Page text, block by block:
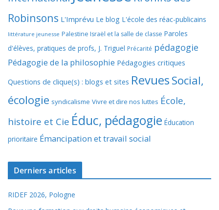
Robinsons L'Imprévu Le blog L'école des réac-publicains
littérature jeunesse Palestine Israël et la salle de classe Paroles
d'élèves, pratiques de profs, J. Triguel Précarité pédagogie
Pédagogie de la philosophie Pédagogies critiques
Questions de clique(s) : blogs et sites RevuesSocial,
écologie syndicalisme Vivre et dire nos luttes École,
histoire et Cie Éduc, pédagogie Éducation
prioritaire Émancipation et travail social
Derniers articles
RIDEF 2026, Pologne